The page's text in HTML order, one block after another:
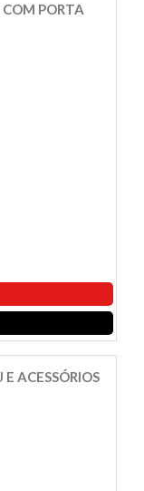
PORTA
ACESSÓRIOS